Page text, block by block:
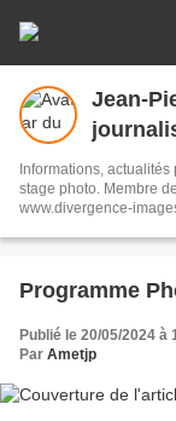
Jean-
Informations,
stage photo. Membre de l'association de
www.divergence-
Programme
Publié le 20/05/2024 à
Par Ametjp